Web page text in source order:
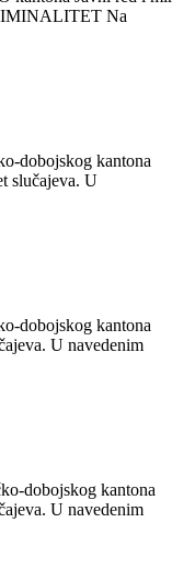
Na
dobojskog kantona
slučajeva. U
dobojskog kantona
U navedenim
dobojskog kantona
U navedenim